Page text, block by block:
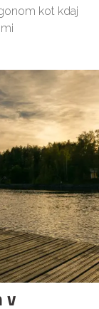
kot kdaj
v